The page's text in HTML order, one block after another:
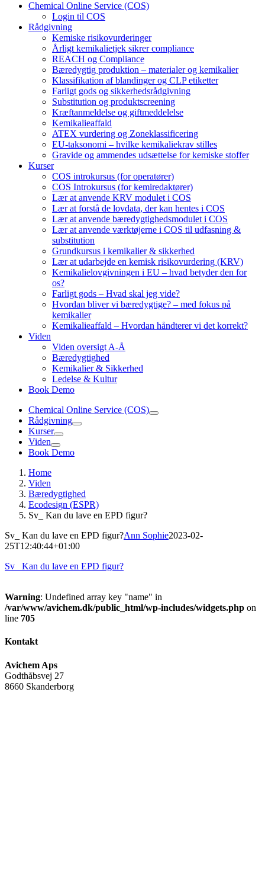
Chemical Online Service (COS)
Login til COS
Rådgivning
Kemiske risikovurderinger
Årligt kemikalietjek sikrer compliance
REACH og Compliance
Bæredygtig produktion – materialer og kemikalier
Klassifikation af blandinger og CLP etiketter
Farligt gods og sikkerhedsrådgivning
Substitution og produktscreening
Kræftanmeldelse og giftmeddelelse
Kemikalieaffald
ATEX vurdering og Zoneklassificering
EU-taksonomi – hvilke kemikaliekrav stilles
Gravide og ammendes udsættelse for kemiske stoffer
Kurser
COS introkursus (for operatører)
COS Introkursus (for kemiredaktører)
Lær at anvende KRV modulet i COS
Lær at forstå de lovdata, der kan hentes i COS
Lær at anvende bæredygtighedsmodulet i COS
Lær at anvende værktøjerne i COS til udfasning &
substitution
Grundkursus i kemikalier & sikkerhed
Lær at udarbejde en kemisk risikovurdering (KRV)
Kemikalielovgivningen i EU – hvad betyder den for
os?
Farligt gods – Hvad skal jeg vide?
Hvordan bliver vi bæredygtige? – med fokus på
kemikalier
Kemikalieaffald – Hvordan håndterer vi det korrekt?
Viden
Viden oversigt A-Å
Bæredygtighed
Kemikalier & Sikkerhed
Ledelse & Kultur
Book Demo
Chemical Online Service (COS)
Rådgivning
Kurser
Viden
Book Demo
Home
Viden
Bæredygtighed
Ecodesign (ESPR)
Sv_ Kan du lave en EPD figur?
Sv_ Kan du lave en EPD figur?Ann Sophie2023-02-
25T12:40:44+01:00
Sv_ Kan du lave en EPD figur?
Warning: Undefined array key "name" in
/var/www/avichem.dk/public_html/wp-includes/widgets.php on
line 705
Kontakt
Avichem Aps
Godthåbsvej 27
8660 Skanderborg